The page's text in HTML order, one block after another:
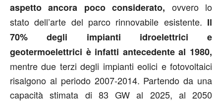
aspetto ancora poco considerato, ovvero lo
stato dell’arte del parco rinnovabile esistente. Il
70% degli impianti idroelettrici e
geotermoelettrici è infatti antecedente al 1980,
mentre due terzi degli impianti eolici e fotovoltaici
risalgono al periodo 2007-2014. Partendo da una
capacità stimata di 83 GW al 2025, al 2050